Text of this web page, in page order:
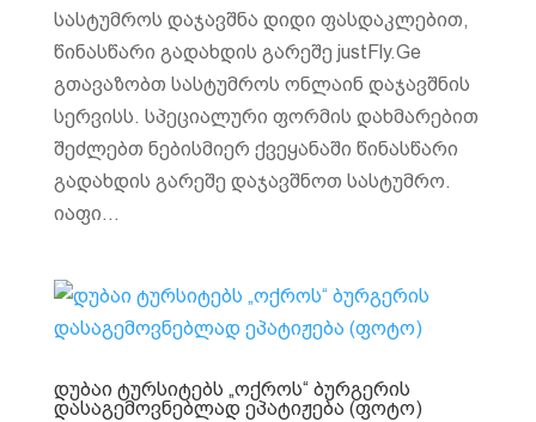
სასტუმროს დაჯავშნა დიდი ფასდაკლებით,
წინასწარი გადახდის გარეშე justFly.Ge
გთავაზობთ სასტუმროს ონლაინ დაჯავშნის
სერვისს. სპეციალური ფორმის დახმარებით
შეძლებთ ნებისმიერ ქვეყანაში წინასწარი
გადახდის გარეშე დაჯავშნოთ სასტუმრო.
იაფი...
დუბაი ტურსიტებს „ოქროს“ ბურგერის
დასაგემოვნებლად ეპატიჟება (ფოტო)